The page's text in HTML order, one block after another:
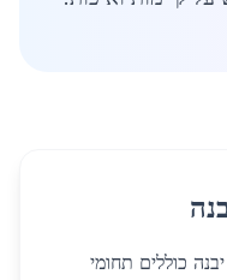
כוללים תחומי